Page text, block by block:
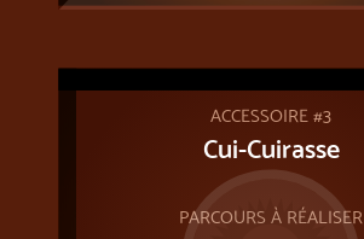
ACCESSOIRE #3
Cui-Cuirasse
PARCOURS À RÉALISER